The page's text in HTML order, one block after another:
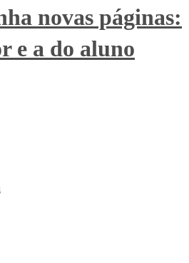
novas páginas:
e a do aluno